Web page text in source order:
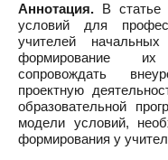
Аннотация. В статье
условий для
учителей
формирование их
сопровождать
проектную
образовательной
модели условий,
формирования у